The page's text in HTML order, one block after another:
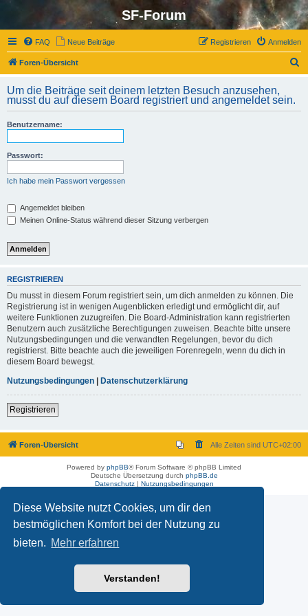
Diese Website nutzt Cookies, um dir den
bestmöglichen Komfort bei der Nutzung zu
bieten. Mehr erfahren
Verstanden!
SF-Forum
FAQ Neue Beiträge Anmelden
Registrieren
Foren-Übersicht
h
Um die Beiträge seit deinem letzten Besuch anzusehen,
musst du auf diesem Board registriert und angemeldet sein.
Benutzername:
Passwort:
Ich habe mein Passwort vergessen
Angemeldet bleiben
Meinen Online-Status während dieser Sitzung verbergen
REGISTRIEREN
Du musst in diesem Forum registriert sein, um dich anmelden zu können. Die
Registrierung ist in wenigen Augenblicken erledigt und ermöglicht dir, auf
weitere Funktionen zuzugreifen. Die Board-Administration kann registrierten
Benutzern auch zusätzliche Berechtigungen zuweisen. Beachte bitte unsere
Nutzungsbedingungen und die verwandten Regelungen, bevor du dich
registrierst. Bitte beachte auch die jeweiligen Forenregeln, wenn du dich in
diesem Board bewegst.
Nutzungsbedingungen | Datenschutzerklärung
Registrieren
Foren-Übersicht Alle Zeiten sind UTC+02:00
Powered by phpBB® Forum Software © phpBB Limited
Deutsche Übersetzung durch phpBB.de
Datenschutz| Nutzungsbedingungen